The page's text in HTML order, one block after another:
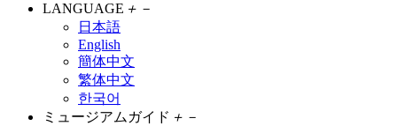
LANGUAGE ＋ －
日本語
English
簡体中文
繁体中文
한국어
ミュージアムガイド ＋ －